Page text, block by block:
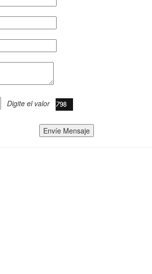
Digite el valor
Envíe Mensaje